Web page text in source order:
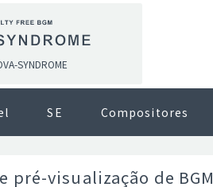
SYNDROME
SE Compositores
pré-visualização de BGM